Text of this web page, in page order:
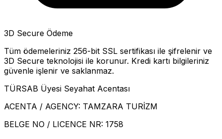
3D Secure Ödeme
Tüm ödemeleriniz 256-bit SSL sertifikası ile şifrelenir ve
3D Secure teknolojisi ile korunur. Kredi kartı bilgileriniz
güvenle işlenir ve saklanmaz.
TÜRSAB Üyesi Seyahat Acentası
ACENTA / AGENCY: TAMZARA TURİZM
BELGE NO / LICENCE NR: 1758